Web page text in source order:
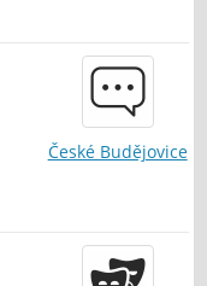
České Budějovice